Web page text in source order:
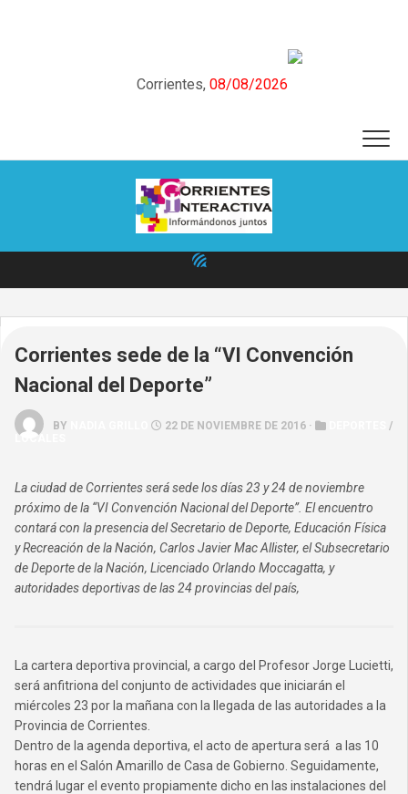
Corrientes, 08/08/2026
Corrientes sede de la “VI Convención
Nacional del Deporte”
BY 22 DE NOVIEMBRE DE 2016 ·
/
LOCALES
La ciudad de Corrientes será sede los días 23 y 24 de noviembre
próximo de la “VI Convención Nacional del Deporte”. El encuentro
contará con la presencia del Secretario de Deporte, Educación Física
y Recreación de la Nación, Carlos Javier Mac Allister, el Subsecretario
de Deporte de la Nación, Licenciado Orlando Moccagatta, y
autoridades deportivas de las 24 provincias del país,
La cartera deportiva provincial, a cargo del Profesor Jorge Lucietti,
será anfitriona del conjunto de actividades que iniciarán el
miércoles 23 por la mañana con la llegada de las autoridades a la
Provincia de Corrientes.
Dentro de la agenda deportiva, el acto de apertura será a las 10
horas en el Salón Amarillo de Casa de Gobierno. Seguidamente,
tendrá lugar el evento propiamente dicho en las instalaciones del